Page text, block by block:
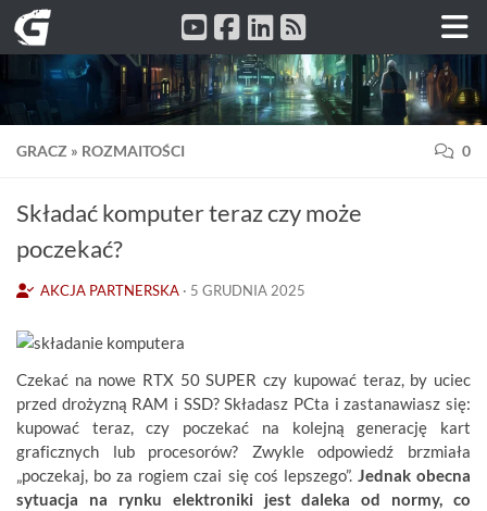
Przeskocz do treści
GRACZ » ROZMAITOŚCI 0
Składać komputer teraz czy może
poczekać?
AKCJA PARTNERSKA · 5 GRUDNIA 2025
Czekać na nowe RTX 50 SUPER czy kupować teraz, by uciec
przed drożyzną RAM i SSD? Składasz PCta i zastanawiasz się:
kupować teraz, czy poczekać na kolejną generację kart
graficznych lub procesorów? Zwykle odpowiedź brzmiała
„poczekaj, bo za rogiem czai się coś lepszego”. Jednak obecna
sytuacja na rynku elektroniki jest daleka od normy, co